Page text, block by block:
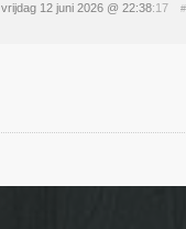
vrijdag 12 juni 2026 @ 22:38:17